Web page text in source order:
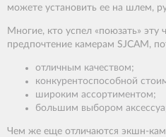
можете установить ее на шлем,
Многие, кто успел «поюзать» эту
предпочтение камерам SJCAM,
отличным качеством;
конкурентоспособной
широким ассортиментом;
большим выбором
Чем же еще отличаются экшн-